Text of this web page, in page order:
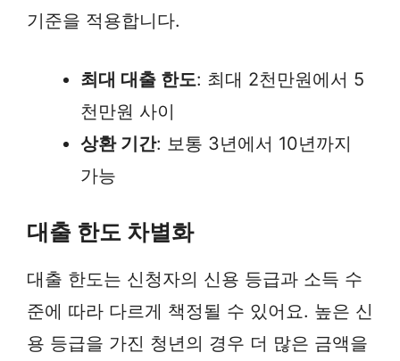
기준을 적용합니다.
최대 대출 한도: 최대 2천만원에서 5
천만원 사이
상환 기간: 보통 3년에서 10년까지
가능
대출 한도 차별화
대출 한도는 신청자의 신용 등급과 소득 수
준에 따라 다르게 책정될 수 있어요. 높은 신
용 등급을 가진 청년의 경우 더 많은 금액을